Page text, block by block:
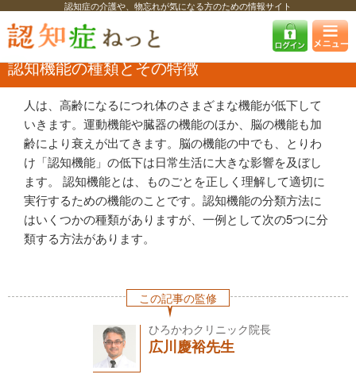
認知症の介護や、物忘れが気になる方のための情報サイト
認知症ねっと 認知症を知る 認知症・MCIの基礎知識
認知機能の種類
とその特徴
認知機能の種類とその特徴
人は、高齢になるにつれ体のさまざまな機能が低下して
いきます。運動機能や臓器の機能のほか、脳の機能も加
齢により衰えが出てきます。脳の機能の中でも、とりわ
け「認知機能」の低下は日常生活に大きな影響を及ぼし
ます。 認知機能とは、ものごとを正しく理解して適切に
実行するための機能のことです。認知機能の分類方法に
はいくつかの種類がありますが、一例として次の5つに分
類する方法があります。
この記事の監修
ひろかわクリニック院長
広川慶裕先生